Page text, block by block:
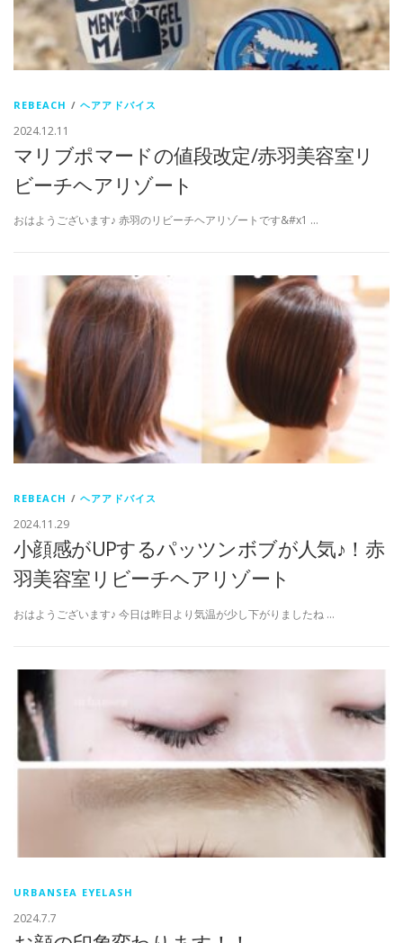
REBEACH /ヘアアドバイス
2024.12.11
マリブポマードの値段改定/赤羽美容室リ
ビーチヘアリゾート
おはようございます♪ 赤羽のリビーチヘアリゾートです&#x1 …
REBEACH /ヘアアドバイス
2024.11.29
小顔感がUPするパッツンボブが人気♪！赤
羽美容室リビーチヘアリゾート
おはようございます♪ 今日は昨日より気温が少し下がりましたね …
URBANSEA EYELASH
2024.7.7